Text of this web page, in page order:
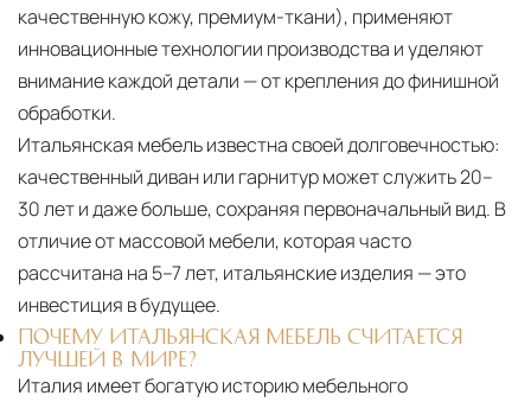
качественную кожу, премиум-ткани), применяют
инновационные технологии производства и уделяют
внимание каждой детали — от крепления до финишной
обработки.
Итальянская мебель известна своей долговечностью:
качественный диван или гарнитур может служить 20–
30 лет и даже больше, сохраняя первоначальный вид. В
отличие от массовой мебели, которая часто
рассчитана на 5–7 лет, итальянские изделия — это
инвестиция в будущее.
ПОЧЕМУ ИТАЛЬЯНСКАЯ МЕБЕЛЬ СЧИТАЕТСЯ
ЛУЧШЕЙ В МИРЕ?
Италия имеет богатую историю мебельного